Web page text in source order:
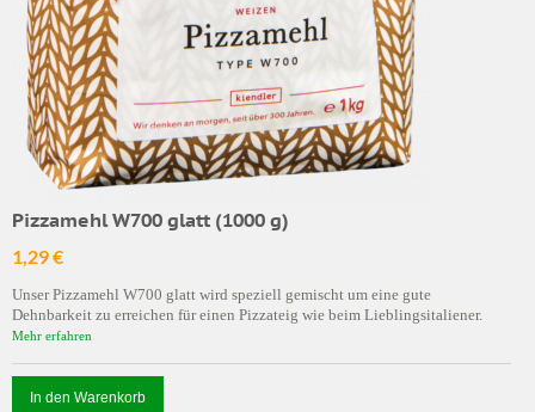
Pizzamehl W700 glatt (1000 g)
1,29 €
Unser Pizzamehl W700 glatt wird speziell gemischt um eine gute
Dehnbarkeit zu erreichen für einen Pizzateig wie beim Lieblingsitaliener.
Mehr erfahren
In den Warenkorb